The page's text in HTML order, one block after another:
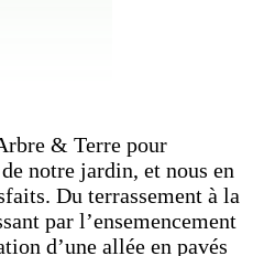
& Terre pour
notre jardin, et nous en
Du terrassement à la
par l’ensemencement
d’une allée en pavés